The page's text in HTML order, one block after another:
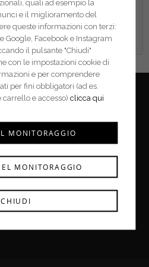
Castiglione delle Stivere (MN)
quali ad esempio la
e il miglioramento del
queste informazioni con terzi:
Facebook e Instagram
il pulsante "Chiudi"
con le impostazioni cookie di
e per comprendere
per fini obbligatori (ad es.
carrello e accesso)clicca qui
CHIUDI
MONITORAGGIO
MONITORAGGIO